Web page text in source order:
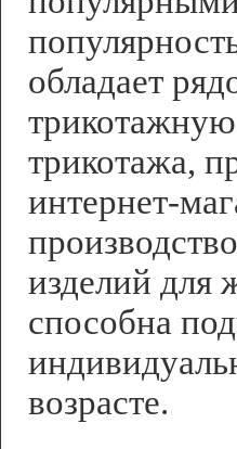
обладает
трикотажа,
интернет-
изделий для
способна
возрасте.